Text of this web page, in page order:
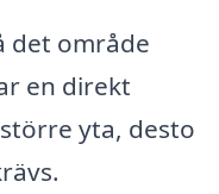
det område
en direkt
yta, desto